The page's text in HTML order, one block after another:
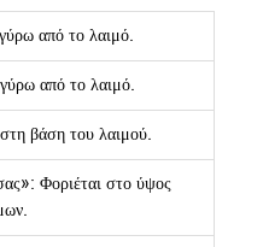
από το λαιμό.
από το λαιμό.
βάση του λαιμού.
Φοριέται στο ύψος